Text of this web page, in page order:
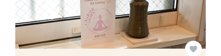
favorite